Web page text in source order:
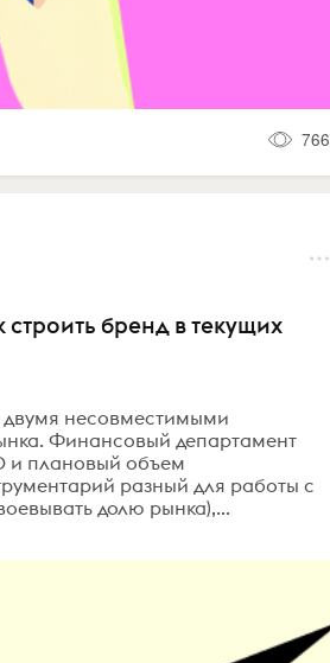
766
бренд в текущих
несовместимыми
Финансовый департамент
и плановый объем
разный для работы с
долю рынка),...